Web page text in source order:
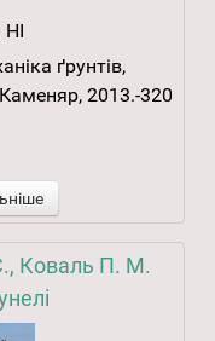
НІ
ґрунтів,
2013.-320
Коваль П. М.